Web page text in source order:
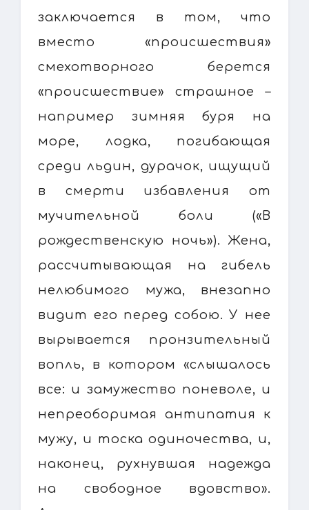
заключается в том, что
вместо «происшествия»
смехотворного берется
«происшествие» страшное –
например зимняя буря на
море, лодка, погибающая
среди льдин, дурачок, ищущий
в смерти избавления от
мучительной боли («В
рождественскую ночь»). Жена,
рассчитывающая на гибель
нелюбимого мужа, внезапно
видит его перед собою. У нее
вырывается пронзительный
вопль, в котором «слышалось
все: и замужество поневоле, и
непреоборимая антипатия к
мужу, и тоска одиночества, и,
наконец, рухнувшая надежда
на свободное вдовство».